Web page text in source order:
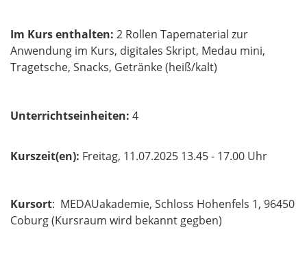
Im Kurs enthalten: 2 Rollen Tapematerial zur
Anwendung im Kurs, digitales Skript, Medau mini,
Tragetsche, Snacks, Getränke (heiß/kalt)
Unterrichtseinheiten: 4
Kurszeit(en): Freitag, 11.07.2025 13.45 - 17.00 Uhr
Kursort: MEDAUakademie, Schloss Hohenfels 1, 96450
Coburg (Kursraum wird bekannt gegben)